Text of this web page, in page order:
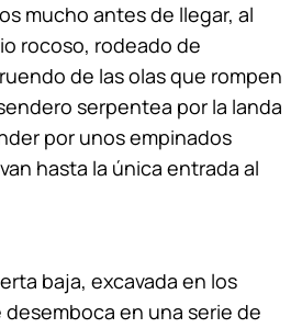
mucho antes de llegar, al
rocoso, rodeado de
de las olas que rompen
serpentea por la landa
por unos empinados
hasta la única entrada al
baja, excavada en los
en una serie de